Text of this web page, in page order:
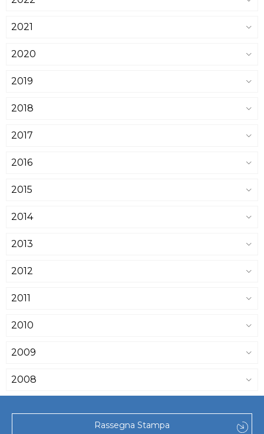
2021
2020
2019
2018
2017
2016
2015
2014
2013
2012
2011
2010
2009
2008
Rassegna Stampa